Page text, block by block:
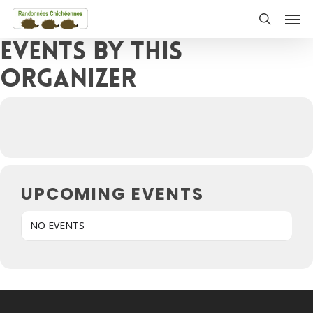
Skip
main
content
Events by this
organizer
UPCOMING EVENTS
NO EVENTS